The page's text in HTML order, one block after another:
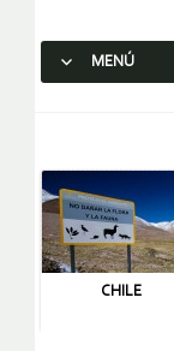
MENÚ
CHILE